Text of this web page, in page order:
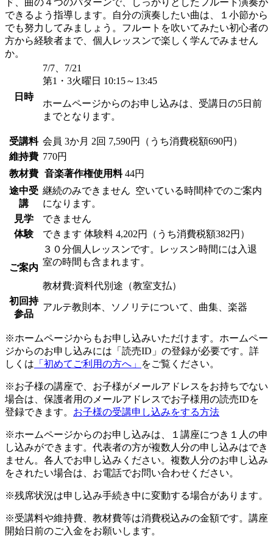
できるよう指導します。自分の演奏したい曲は、１小節から
でも努力してみましょう。フルートを吹いてみたい初心者の
方から経験者まで、個人レッスンで楽しく学んでみません
か。
日時
7/7、7/21
第1・3火曜日 10:15～13:45
ホームページからのお申し込みは、受講日の5日前
までとなります。
受講料 会員 3か月 2回 7,590円（うち消費税額690円）
維持費 770円
教材費
音楽著作権使用料 44円
途中受
講
継続のみできません 空いている時間枠でのご案内
になります。
見学
できません
体験
できます 体験料 4,202円（うち消費税額382円）
ご案内
３０分個人レッスンです。レッスン時間には入退
室の時間も含まれます。
教材費:資料代別途（教室支払）
初回持
参品
アルテ教則本、ソノリテについて、曲集、楽器
※ホームページからもお申し込みいただけます。ホームペー
ジからのお申し込みには「読売ID」の登録が必要です。詳
しくは 「初めてご利用の方へ」 をご覧ください。
※お子様の講座で、お子様がメールアドレスをお持ちでない
場合は、保護者用のメールアドレスでお子様用の読売IDを
登録できます。 お子様の受講申し込みをする方法
※ホームページからのお申し込みは、１講座につき１人の申
し込みができます。代表者の方が複数人分の申し込みはでき
ません。各人でお申し込みください。複数人分のお申し込み
をされたい場合は、お電話でお問い合わせください。
※残席状況は申し込み手続き中に変動する場合があります。
※受講料や維持費、教材費等は消費税込みの金額です。講座
開始日前のご入金をお願いします。